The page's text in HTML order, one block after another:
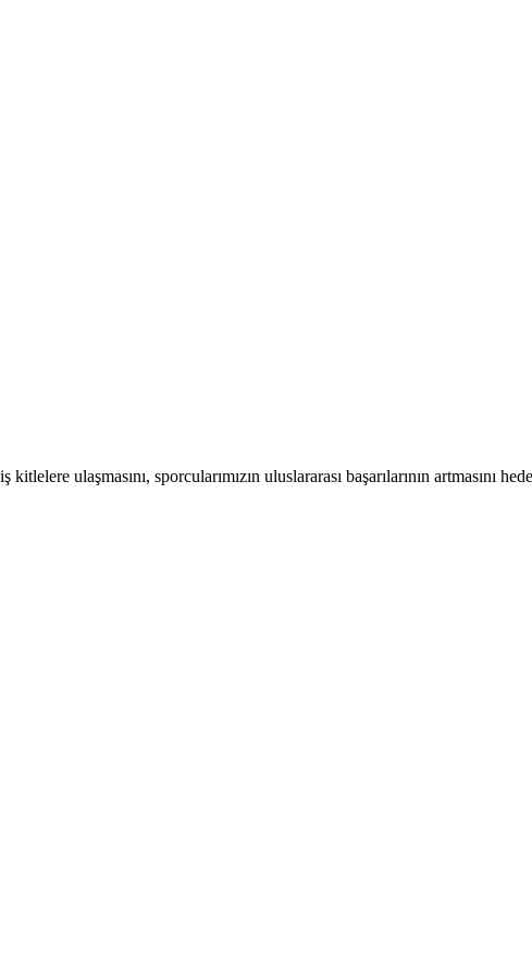
ulaşmasını, sporcularımızın uluslararası başarılarının artmasını